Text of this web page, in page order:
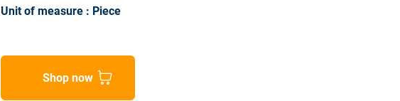
Unit of measure : Piece
Shop now